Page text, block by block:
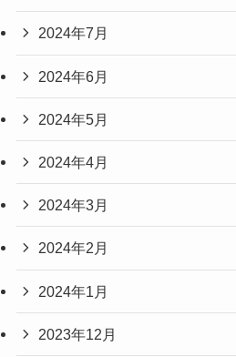
2024年7月
2024年6月
2024年5月
2024年4月
2024年3月
2024年2月
2024年1月
2023年12月